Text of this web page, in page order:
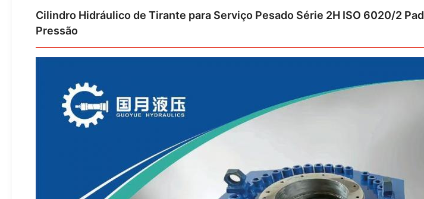
Cilindro Hidráulico de Tirante para Serviço Pesado Série 2H ISO 6020/2
Pressão